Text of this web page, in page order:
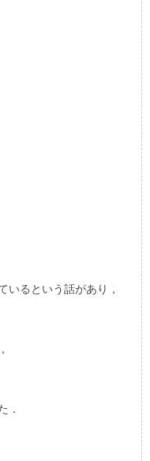
いるという話があり，
．